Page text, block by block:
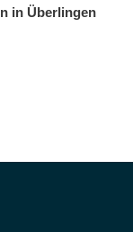
in Überlingen